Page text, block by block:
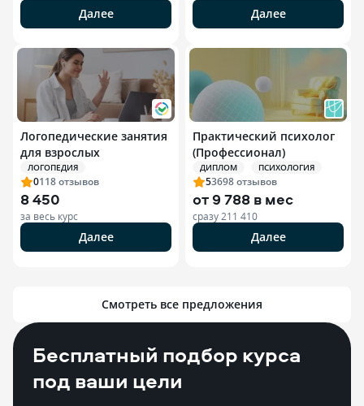
Далее Далее
Логопедические занятия
для взрослых
ЛОГОПЕДИЯ
0118отзывов
8 450
за весь курс
Далее
Практический психолог
(Профессионал)
ДИПЛОМ ПСИХОЛОГИЯ
53698отзывов
от9 788 в мес
сразу 211 410
Далее
Смотреть все предложения
Бесплатный подбор курса
под ваши цели